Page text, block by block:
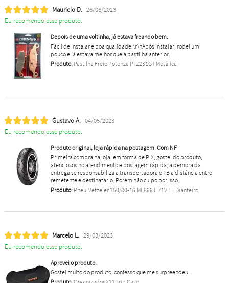
Mauricio D. 26/06/2023
Eu recomendo esse produto.
Depois de uma voltinha, já estava freando bem.
Fácil de instalar e boa qualidade.\r\nApós instalar, rodei um
pouco e já estava melhor que a pastilha anterior.
Produto:Pastilha Freio Potenza PTZ231GT Metálica
Gustavo A. 04/05/2023
Eu recomendo esse produto.
Produto original, loja rápida na postagem. Com NF
Primeira compra na loja, em forma de PIX, gostei do produto,
atenciosos no atendimento e postagem rápida, a demora da
entrega se responsabiliza a transportadora e TB a distância entre
remetente e destinatário. Porém não culpo por isso.
Produto:Pneu Metzeler 150/80-16 ME888 F 71V TL Dianteiro
Marcelo L. 29/03/2023
Eu recomendo esse produto.
Aprovei o produto.
Gostei muito do produto, confesso que me surpreendeu.